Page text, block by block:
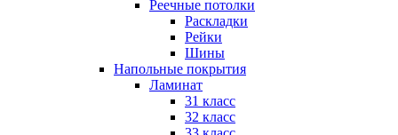
Реечные потолки
Раскладки
Рейки
Шины
Напольные покрытия
Ламинат
31 класс
32 класс